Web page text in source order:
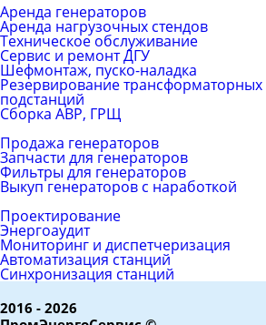
Аренда генераторов
Аренда нагрузочных стендов
Техническое обслуживание
Сервис и ремонт ДГУ
Шефмонтаж, пуско-наладка
Резервирование трансформаторных
подстанций
Сборка АВР, ГРЩ
Каталог товаров
Продажа генераторов
Запчасти для генераторов
Фильтры для генераторов
Выкуп генераторов с наработкой
ЕРС (контракт)
Проектирование
Энергоаудит
Мониторинг и диспетчеризация
Автоматизация станций
Синхронизация станций
2016 - 2026